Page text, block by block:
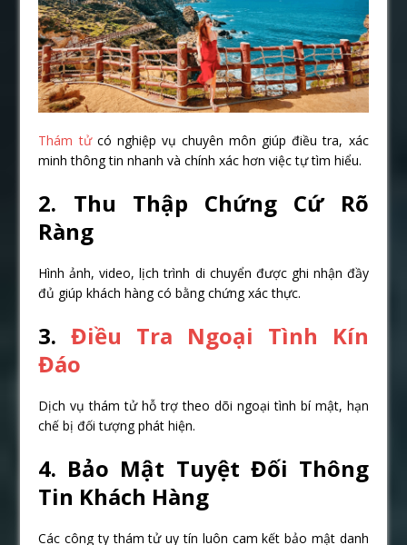
Thám tửcó nghiệp vụ chuyên môn giúp điều tra, xác
minh thông tin nhanh và chính xác hơn việc tự tìm hiểu.
2. Thu Thập Chứng Cứ Rõ
Ràng
Hình ảnh, video, lịch trình di chuyển được ghi nhận đầy
đủ giúp khách hàng có bằng chứng xác thực.
3.Điều Tra Ngoại Tình Kín
Đáo
Dịch vụ thám tử hỗ trợ theo dõi ngoại tình bí mật, hạn
chế bị đối tượng phát hiện.
4. Bảo Mật Tuyệt Đối Thông
Tin Khách Hàng
Các công ty thám tử uy tín luôn cam kết bảo mật danh